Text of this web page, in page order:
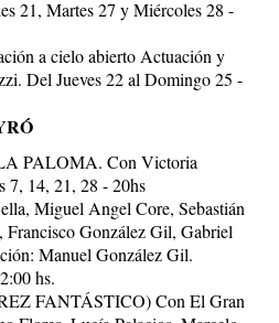
21, Martes 27 y Miércoles 28 -
a cielo abierto Actuación y
Del Jueves 22 al Domingo 25 -
PALOMA. Con Victoria
7, 14, 21, 28 - 20hs
Miguel Angel Core, Sebastián
González Gil, Gabriel
Manuel González Gil.
hs.
FANTÁSTICO) Con El Gran